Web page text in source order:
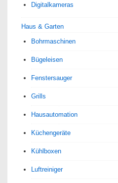
Digitalkameras
Haus & Garten
Bohrmaschinen
Bügeleisen
Fenstersauger
Grills
Hausautomation
Küchengeräte
Kühlboxen
Luftreiniger